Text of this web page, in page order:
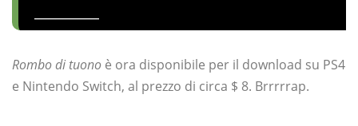
Rombo di tuono è ora disponibile per il download su PS4
e Nintendo Switch, al prezzo di circa $ 8. Brrrrrap.